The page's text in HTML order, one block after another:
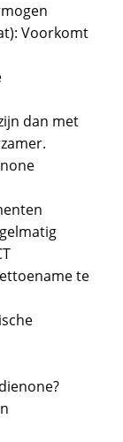
Voorkomt
dan met
te